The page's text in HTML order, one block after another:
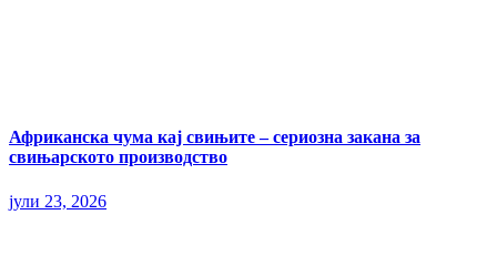
Африканска чума кај свињите – сериозна закана за
свињарското производство
јули 23, 2026